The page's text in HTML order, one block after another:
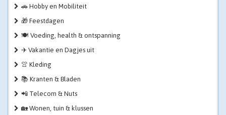
🚗 Hobby en Mobiliteit
🎁 Feestdagen
🍽️ Voeding, health & ontspanning
✈️ Vakantie en Dagjes uit
👚 Kleding
📚 Kranten & Bladen
📲 Telecom & Nuts
🏡 Wonen, tuin & klussen